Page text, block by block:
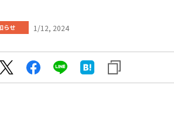
らせ 1/12, 2024